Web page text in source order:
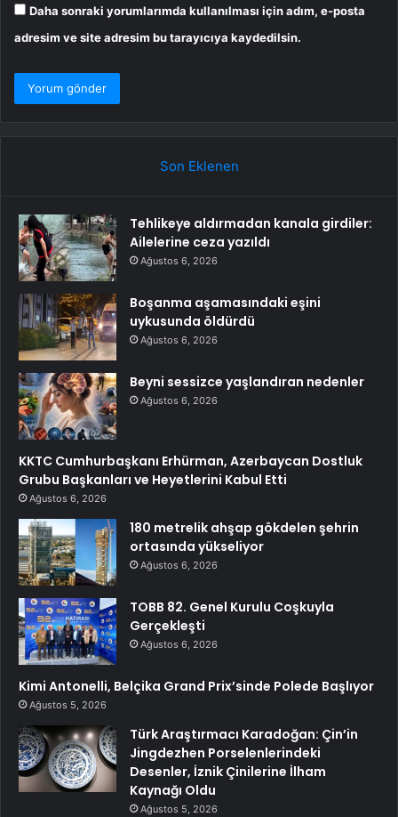
Daha sonraki yorumlarımda kullanılması için adım, e-posta
adresim ve site adresim bu tarayıcıya kaydedilsin.
Son Eklenen
Tehlikeye aldırmadan kanala girdiler:
Ailelerine ceza yazıldı
Ağustos 6, 2026
Boşanma aşamasındaki eşini
uykusunda öldürdü
Ağustos 6, 2026
Beyni sessizce yaşlandıran nedenler
Ağustos 6, 2026
KKTC Cumhurbaşkanı Erhürman, Azerbaycan Dostluk
Grubu Başkanları ve Heyetlerini Kabul Etti
Ağustos 6, 2026
180 metrelik ahşap gökdelen şehrin
ortasında yükseliyor
Ağustos 6, 2026
TOBB 82. Genel Kurulu Coşkuyla
Gerçekleşti
Ağustos 6, 2026
Kimi Antonelli, Belçika Grand Prix’sinde Polede Başlıyor
Ağustos 5, 2026
Türk Araştırmacı Karadoğan: Çin’in
Jingdezhen Porselenlerindeki
Desenler, İznik Çinilerine İlham
Kaynağı Oldu
Ağustos 5, 2026